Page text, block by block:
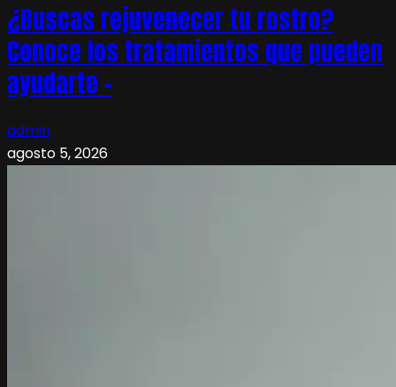
¿Buscas rejuvenecer tu rostro?
Conoce los tratamientos que pueden
ayudarte –
admin
agosto 5, 2026